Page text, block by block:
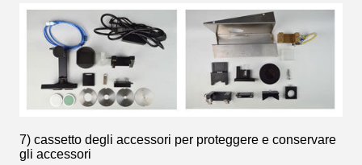
7) cassetto degli accessori per proteggere e conservare
gli accessori